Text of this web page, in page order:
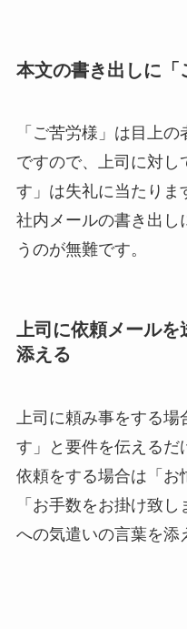
本文の書き出しに「
「ご苦労様」は目上
ですので、上司に対し
す」は失礼に当たりま
社内メールの書き出し
うのが無難です。
上司に依頼メールを
添える
上司に頼み事をする
す」と要件を伝えるだ
依頼をする場合は「お
「お手数をお掛け致
への気遣いの言葉を添